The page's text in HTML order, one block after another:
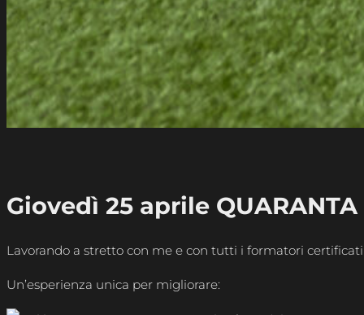
Giovedì 25 aprile
Lavorando a stretto con me e con tutti i formatori
Un’esperienza unica per migliorare: